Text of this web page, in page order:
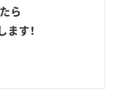
ら
す！